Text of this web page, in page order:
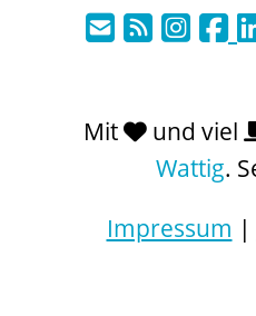
Mit und viel
Wattig.
Impressum |